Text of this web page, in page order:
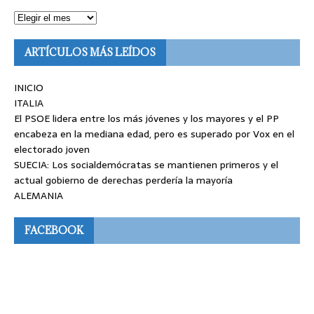
ARTÍCULOS MÁS LEÍDOS
INICIO
ITALIA
El PSOE lidera entre los más jóvenes y los mayores y el PP
encabeza en la mediana edad, pero es superado por Vox en el
electorado joven
SUECIA: Los socialdemócratas se mantienen primeros y el
actual gobierno de derechas perdería la mayoría
ALEMANIA
FACEBOOK